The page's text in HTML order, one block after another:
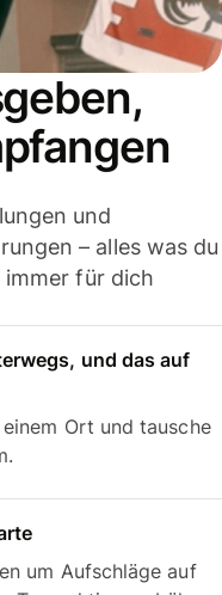
und
– alles was du
immer für dich
und das auf
Ort und tausche
um Aufschläge auf